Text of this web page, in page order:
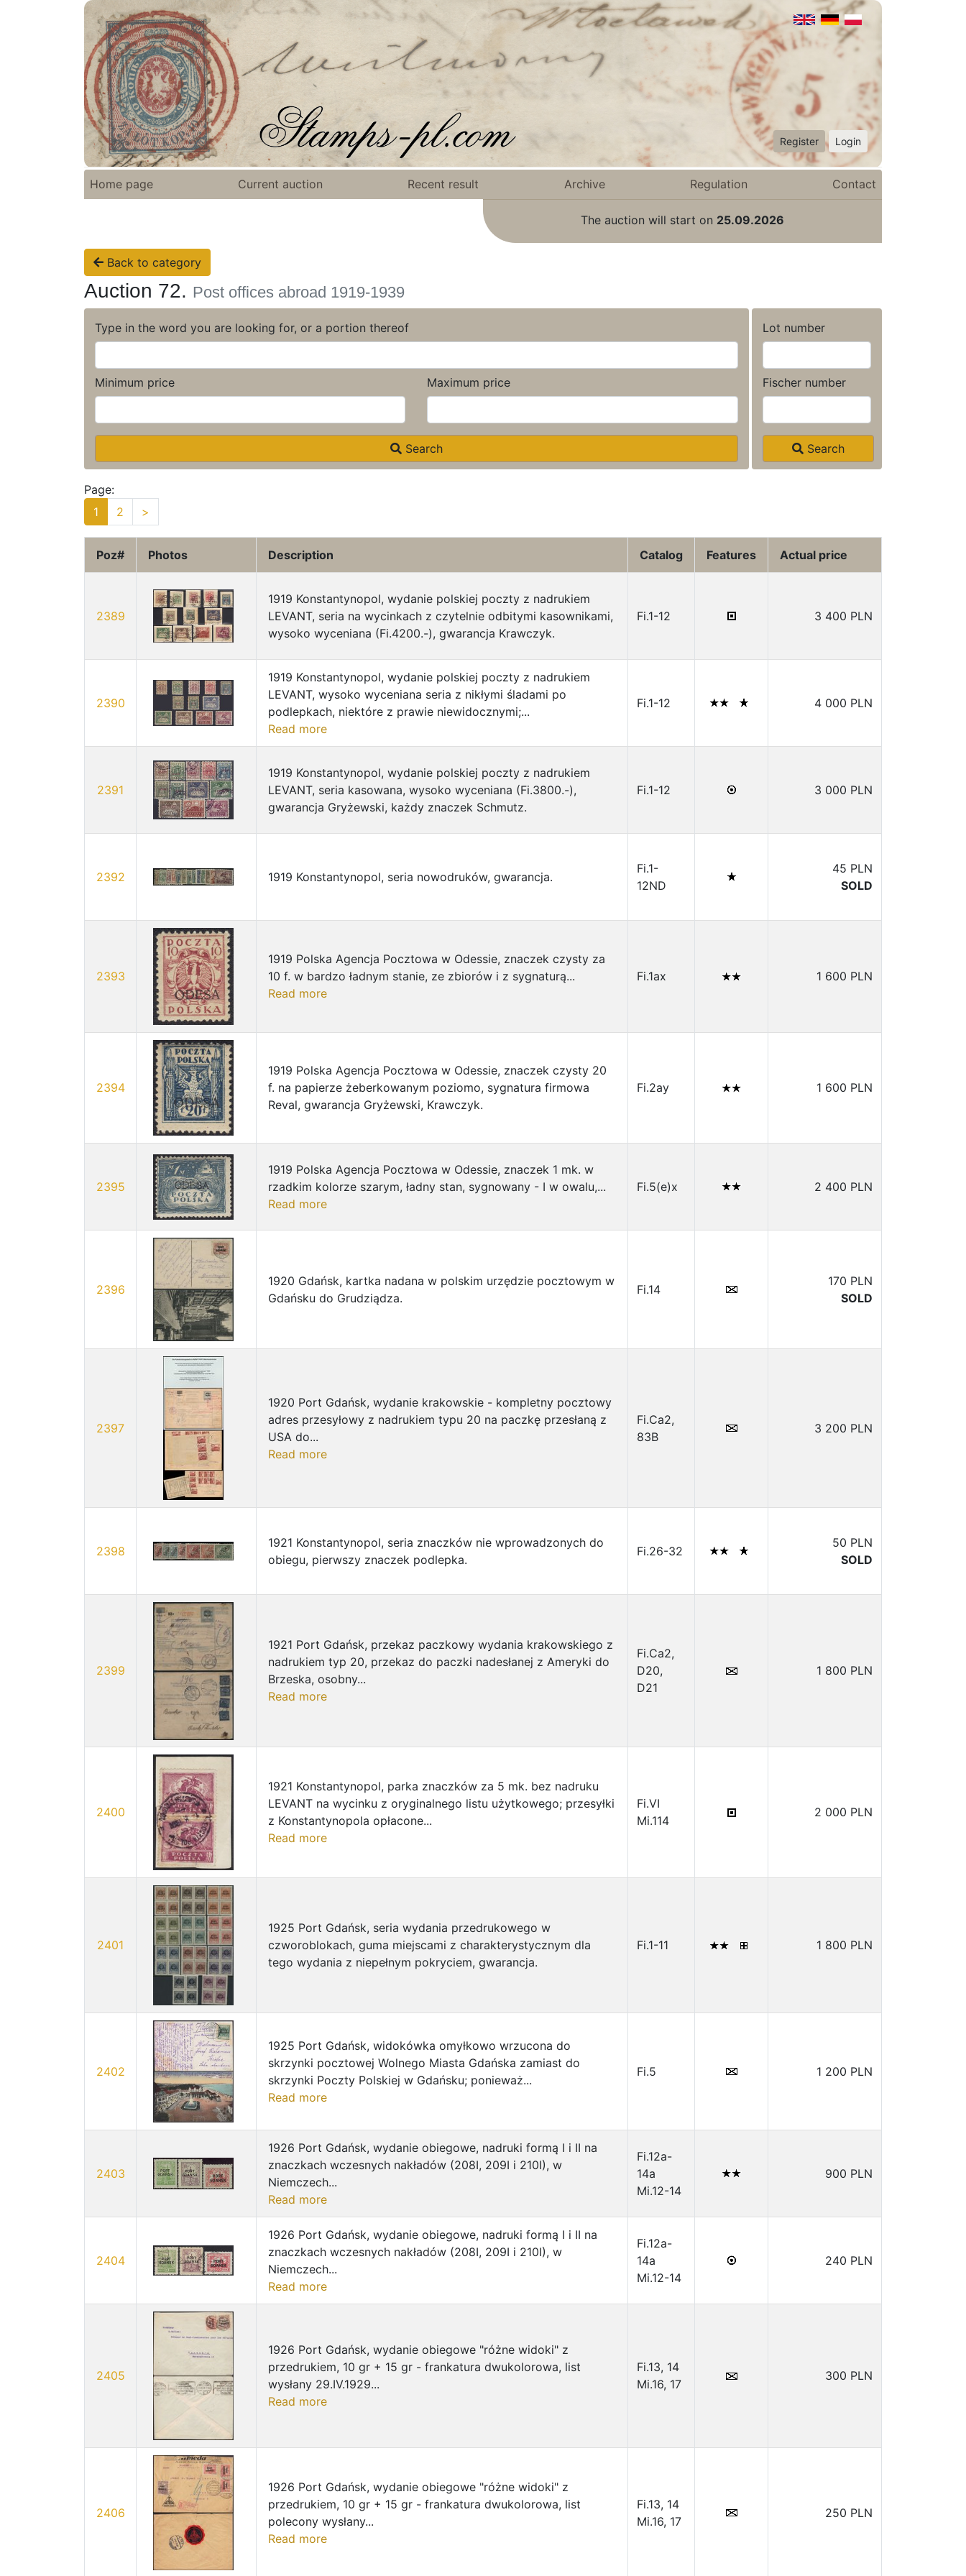
Register Login
Home page Current auction Recent result Archive Regulation Contact
The auction will start on 25.09.2026
Back to category
Auction 72. Post offices abroad 1919-1939
Type in the word you are looking for, or a portion thereof
Minimum price Maximum price
Search
Lot number
Fischer number
Search
Page:
1
2 >
Poz# Photos Description Catalog Features Actual price
2389
1919 Konstantynopol, wydanie polskiej poczty z nadrukiem
LEVANT, seria na wycinkach z czytelnie odbitymi kasownikami,
wysoko wyceniana (Fi.4200.-), gwarancja Krawczyk.
Fi.1-12 3 400 PLN
2390
1919 Konstantynopol, wydanie polskiej poczty z nadrukiem
LEVANT, wysoko wyceniana seria z nikłymi śladami po
podlepkach, niektóre z prawie niewidocznymi;...
Read more
Fi.1-12 4 000 PLN
2391
1919 Konstantynopol, wydanie polskiej poczty z nadrukiem
LEVANT, seria kasowana, wysoko wyceniana (Fi.3800.-),
gwarancja Gryżewski, każdy znaczek Schmutz.
Fi.1-12 3 000 PLN
2392 1919 Konstantynopol, seria nowodruków, gwarancja.
Fi.1-
12ND
45 PLN
SOLD
2393
1919 Polska Agencja Pocztowa w Odessie, znaczek czysty za
10 f. w bardzo ładnym stanie, ze zbiorów i z sygnaturą...
Read more
Fi.1ax 1 600 PLN
2394
1919 Polska Agencja Pocztowa w Odessie, znaczek czysty 20
f. na papierze żeberkowanym poziomo, sygnatura firmowa
Reval, gwarancja Gryżewski, Krawczyk.
Fi.2ay 1 600 PLN
2395
1919 Polska Agencja Pocztowa w Odessie, znaczek 1 mk. w
rzadkim kolorze szarym, ładny stan, sygnowany - I w owalu,...
Read more
Fi.5(e)x 2 400 PLN
2396
1920 Gdańsk, kartka nadana w polskim urzędzie pocztowym w
Gdańsku do Grudziądza.
Fi.14
170 PLN
SOLD
2397
1920 Port Gdańsk, wydanie krakowskie - kompletny pocztowy
adres przesyłowy z nadrukiem typu 20 na paczkę przesłaną z
USA do...
Read more
Fi.Ca2,
83B
3 200 PLN
2398
1921 Konstantynopol, seria znaczków nie wprowadzonych do
obiegu, pierwszy znaczek podlepka.
Fi.26-32
50 PLN
SOLD
2399
1921 Port Gdańsk, przekaz paczkowy wydania krakowskiego z
nadrukiem typ 20, przekaz do paczki nadesłanej z Ameryki do
Brzeska, osobny...
Read more
Fi.Ca2,
D20,
D21
1 800 PLN
2400
1921 Konstantynopol, parka znaczków za 5 mk. bez nadruku
LEVANT na wycinku z oryginalnego listu użytkowego; przesyłki
z Konstantynopola opłacone...
Read more
Fi.VI
Mi.114
2 000 PLN
2401
1925 Port Gdańsk, seria wydania przedrukowego w
czworoblokach, guma miejscami z charakterystycznym dla
tego wydania z niepełnym pokryciem, gwarancja.
Fi.1-11 1 800 PLN
2402
1925 Port Gdańsk, widokówka omyłkowo wrzucona do
skrzynki pocztowej Wolnego Miasta Gdańska zamiast do
skrzynki Poczty Polskiej w Gdańsku; ponieważ...
Read more
Fi.5 1 200 PLN
2403
1926 Port Gdańsk, wydanie obiegowe, nadruki formą I i II na
znaczkach wczesnych nakładów (208I, 209I i 210I), w
Niemczech...
Read more
Fi.12a-
14a
Mi.12-14
900 PLN
2404
1926 Port Gdańsk, wydanie obiegowe, nadruki formą I i II na
znaczkach wczesnych nakładów (208I, 209I i 210I), w
Niemczech...
Read more
Fi.12a-
14a
Mi.12-14
240 PLN
2405
1926 Port Gdańsk, wydanie obiegowe "różne widoki" z
przedrukiem, 10 gr + 15 gr - frankatura dwukolorowa, list
wysłany 29.IV.1929...
Read more
Fi.13, 14
Mi.16, 17
300 PLN
2406
1926 Port Gdańsk, wydanie obiegowe "różne widoki" z
przedrukiem, 10 gr + 15 gr - frankatura dwukolorowa, list
polecony wysłany...
Read more
Fi.13, 14
Mi.16, 17
250 PLN